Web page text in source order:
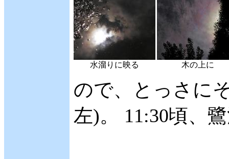
水溜りに映る 木の上に
ので、とっさに
左)。 11:30頃、